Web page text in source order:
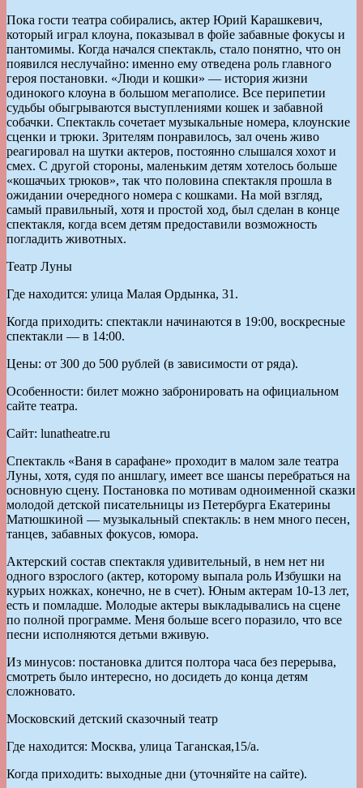
Пока гости театра собирались, актер Юрий Карашкевич,
который играл клоуна, показывал в фойе забавные фокусы и
пантомимы. Когда начался спектакль, стало понятно, что он
появился неслучайно: именно ему отведена роль главного
героя постановки. «Люди и кошки» — история жизни
одинокого клоуна в большом мегаполисе. Все перипетии
судьбы обыгрываются выступлениями кошек и забавной
собачки. Спектакль сочетает музыкальные номера, клоунские
сценки и трюки. Зрителям понравилось, зал очень живо
реагировал на шутки актеров, постоянно слышался хохот и
смех. С другой стороны, маленьким детям хотелось больше
«кошачьих трюков», так что половина спектакля прошла в
ожидании очередного номера с кошками. На мой взгляд,
самый правильный, хотя и простой ход, был сделан в конце
спектакля, когда всем детям предоставили возможность
погладить животных.
Театр Луны
Где находится: улица Малая Ордынка, 31.
Когда приходить: спектакли начинаются в 19:00, воскресные
спектакли — в 14:00.
Цены: от 300 до 500 рублей (в зависимости от ряда).
Особенности: билет можно забронировать на официальном
сайте театра.
Сайт: lunatheatre.ru
Спектакль «Ваня в сарафане» проходит в малом зале театра
Луны, хотя, судя по аншлагу, имеет все шансы перебраться на
основную сцену. Постановка по мотивам одноименной сказки
молодой детской писательницы из Петербурга Екатерины
Матюшкиной — музыкальный спектакль: в нем много песен,
танцев, забавных фокусов, юмора.
Актерский состав спектакля удивительный, в нем нет ни
одного взрослого (актер, которому выпала роль Избушки на
курьих ножках, конечно, не в счет). Юным актерам 10-13 лет,
есть и помладше. Молодые актеры выкладывались на сцене
по полной программе. Меня больше всего поразило, что все
песни исполняются детьми вживую.
Из минусов: постановка длится полтора часа без перерыва,
смотреть было интересно, но досидеть до конца детям
сложновато.
Московский детский сказочный театр
Где находится: Москва, улица Таганская,15/а.
Когда приходить: выходные дни (уточняйте на сайте).